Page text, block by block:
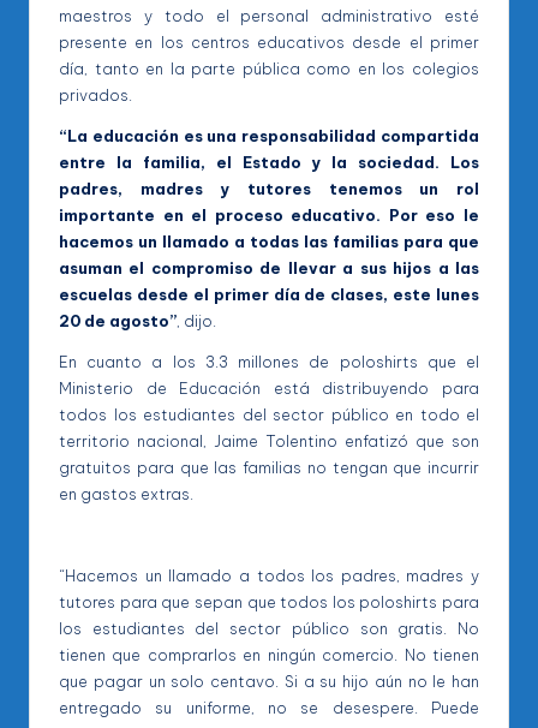
maestros y todo el personal administrativo esté
presente en los centros educativos desde el primer
día, tanto en la parte pública como en los colegios
privados.
“La educación es una responsabilidad compartida
entre la familia, el Estado y la sociedad. Los
padres, madres y tutores tenemos un rol
importante en el proceso educativo. Por eso le
hacemos un llamado a todas las familias para que
asuman el compromiso de llevar a sus hijos a las
escuelas desde el primer día de clases, este lunes
20 de agosto” , dijo.
En cuanto a los 3.3 millones de poloshirts que el
Ministerio de Educación está distribuyendo para
todos los estudiantes del sector público en todo el
territorio nacional, Jaime Tolentino enfatizó que son
gratuitos para que las familias no tengan que incurrir
en gastos extras.
“Hacemos un llamado a todos los padres, madres y
tutores para que sepan que todos los poloshirts para
los estudiantes del sector público son gratis. No
tienen que comprarlos en ningún comercio. No tienen
que pagar un solo centavo. Si a su hijo aún no le han
entregado su uniforme, no se desespere. Puede